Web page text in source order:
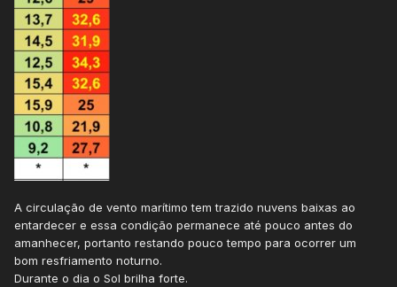
A circulação de vento marítimo tem trazido nuvens baixas ao
entardecer e essa condição permanece até pouco antes do
amanhecer, portanto restando pouco tempo para ocorrer um
bom resfriamento noturno.
Durante o dia o Sol brilha forte.